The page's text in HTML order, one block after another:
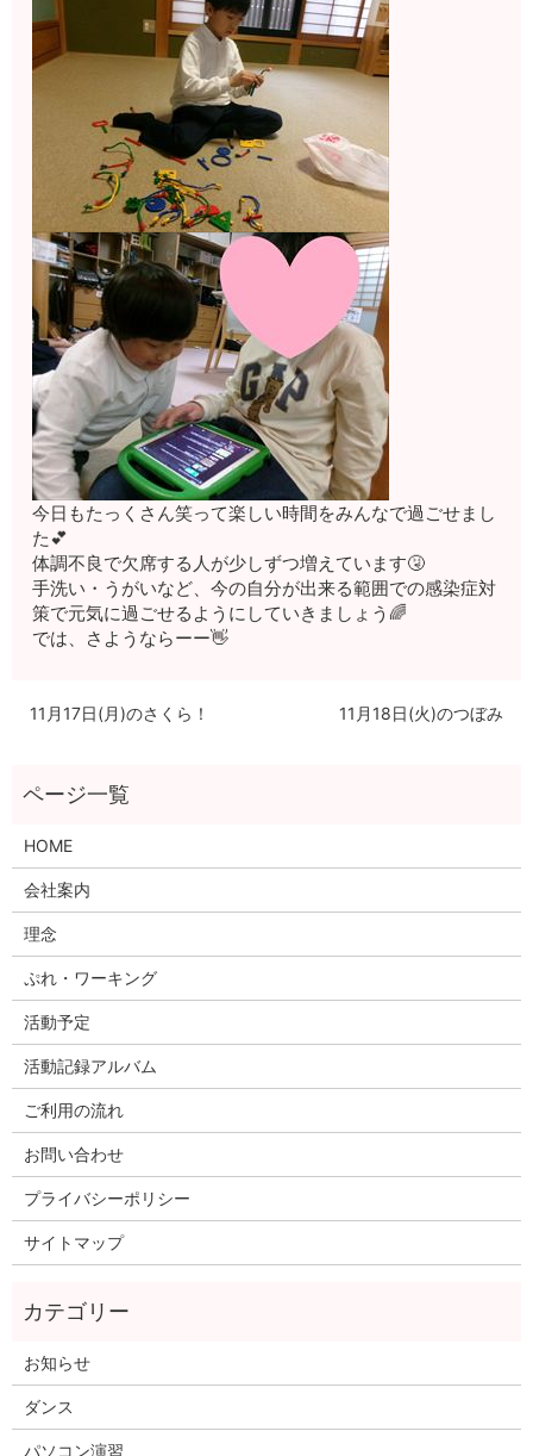
今日もたっくさん笑って楽しい時間をみんなで過ごせまし
た💕
体調不良で欠席する人が少しずつ増えています🤧
手洗い・うがいなど、今の自分が出来る範囲での感染症対
策で元気に過ごせるようにしていきましょう🌈
では、さようならーー👋
11月17日(月)のさくら！ 11月18日(火)のつぼみ
HOME
会社案内
理念
ぷれ・ワーキング
活動予定
活動記録アルバム
ご利用の流れ
お問い合わせ
プライバシーポリシー
サイトマップ
お知らせ
ダンス
パソコン演習